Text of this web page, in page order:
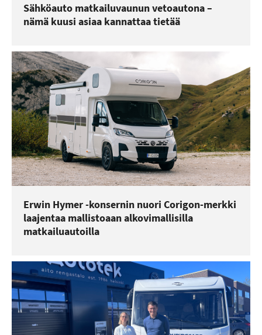
Sähköauto matkailuvaunun vetoautona –
nämä kuusi asiaa kannattaa tietää
Erwin Hymer -konsernin nuori Corigon-merkki
laajentaa mallistoaan alkovimallisilla
matkailuautoilla